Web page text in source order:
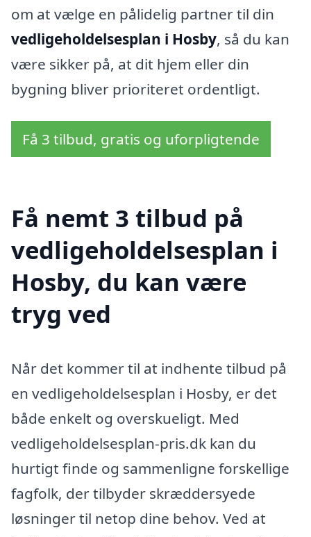
om at vælge en pålidelig partner til din
vedligeholdelsesplan i Hosby, så du kan
være sikker på, at dit hjem eller din
bygning bliver prioriteret ordentligt.
Få 3 tilbud, gratis og uforpligtende
Få nemt 3 tilbud på
vedligeholdelsesplan i
Hosby, du kan være
tryg ved
Når det kommer til at indhente tilbud på
en vedligeholdelsesplan i Hosby, er det
både enkelt og overskueligt. Med
vedligeholdelsesplan-pris.dk kan du
hurtigt finde og sammenligne forskellige
fagfolk, der tilbyder skræddersyede
løsninger til netop dine behov. Ved at